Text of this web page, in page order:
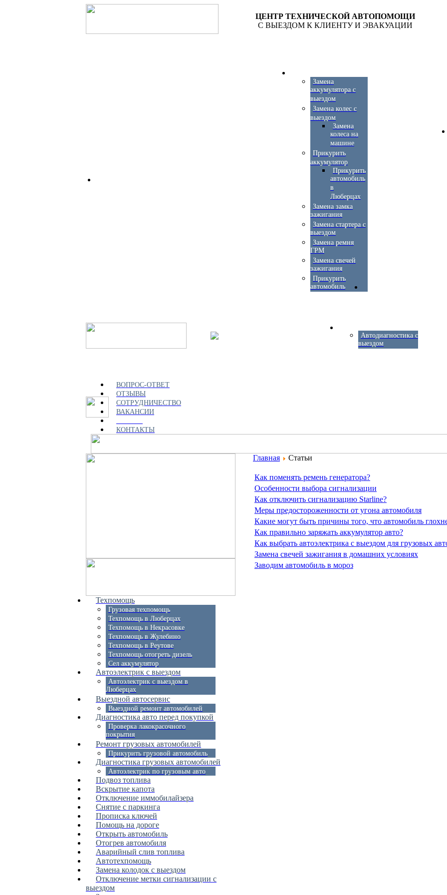
ЦЕНТР ТЕХНИЧЕСКОЙ АВТОПОМОЩИ
С ВЫЕЗДОМ К КЛИЕНТУ И ЭВАКУАЦИИ
Замена
аккумулятора с
выездом
Замена колес с
выездом
Замена
колеса на
машине
Прикурить
аккумулятор
Прикурить
автомобиль
в
Люберцах
Замена замка
зажигания
Замена стартера с
выездом
Замена ремня
ГРМ
Замена свечей
зажигания
Прикурить
автомобиль
Автодиагностика с
выездом
ВОПРОС-ОТВЕТ
ОТЗЫВЫ
СОТРУДНИЧЕСТВО
ВАКАНСИИ
КОНТАКТЫ
Техпомощь
Грузовая техпомощь
Техпомощь в Люберцах
Техпомощь в Некрасовке
Техпомощь в Жулебино
Техпомощь в Реутове
Техпомощь отогреть дизель
Сел аккумулятор
Автоэлектрик с выездом
Автоэлектрик с выездом в
Люберцах
Выездной автосервис
Выездной ремонт автомобилей
Диагностика авто перед покупкой
Проверка лакокрасочного
покрытия
Ремонт грузовых автомобилей
Прикурить грузовой автомобиль
Диагностика грузовых автомобилей
Автоэлектрик по грузовым авто
Подвоз топлива
Вскрытие капота
Отключение иммобилайзера
Снятие с паркинга
Прописка ключей
Помощь на дороге
Открыть автомобиль
Отогрев автомобиля
Аварийный слив топлива
Автотехпомощь
Замена колодок с выездом
Отключение метки сигнализации с
выездом
Главная Статьи
Как поменять ремень генератора?
Особенности выбора сигнализации
Как отключить сигнализацию Starline?
Меры предостороженности от угона автомобиля
Какие могут быть причины того, что автомобиль
Как правильно заряжать аккумулятор авто?
Как выбрать автоэлектрика с выездом для грузовых
Замена свечей зажигания в домашних условиях
Заводим автомобиль в мороз